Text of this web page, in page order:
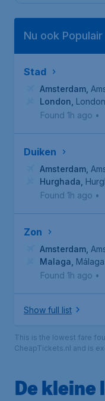
Nu ook Populair
Stad
Amsterdam
London
Found 1h ago •
Duiken
Amsterdam
Hurghada
Found 1h ago •
Zon
Amsterdam
Malaga
Found 1h ago •
Show full list
This is the lowest fare
CheapTickets.nl and is
De